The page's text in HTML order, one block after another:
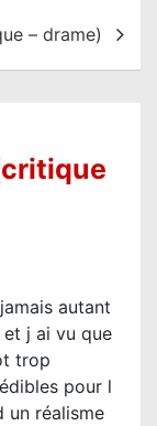
– drame)
autant
j ai vu que
trop
pour l
un réalisme